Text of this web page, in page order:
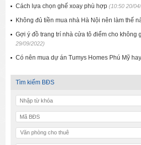
Cách lựa chọn ghế xoay phù hợp(10:50 20/
Không đủ tiền mua nhà Hà Nội nên làm thế
Gợi ý đồ trang trí nhà cửa tô điểm cho không
29/09/2022)
Có nên mua dự án Tumys Homes Phú Mỹ
Tìm kiếm BĐS
Văn phòng cho thuê